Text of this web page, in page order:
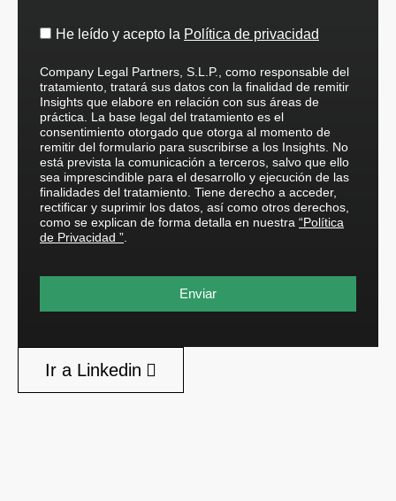
He leído y acepto la Política de privacidad
Company Legal Partners, S.L.P., como responsable del
tratamiento, tratará sus datos con la finalidad de remitir
Insights que elabore en relación con sus áreas de
práctica. La base legal del tratamiento es el
consentimiento otorgado que otorga al momento de
remitir del formulario para suscribirse a los Insights. No
está prevista la comunicación a terceros, salvo que ello
sea imprescindible para el desarrollo y ejecución de las
finalidades del tratamiento. Tiene derecho a acceder,
rectificar y suprimir los datos, así como otros derechos,
como se explican de forma detalla en nuestra “Política
de Privacidad ”.
Enviar
Ir a Linkedin